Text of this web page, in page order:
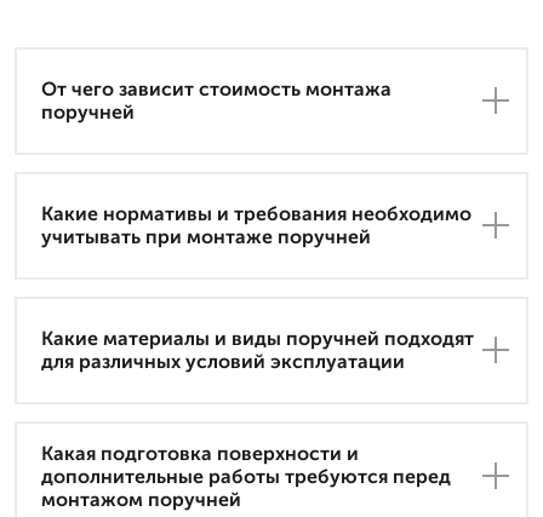
От чего зависит стоимость монтажа
поручней
Какие нормативы и требования необходимо
учитывать при монтаже поручней
Какие материалы и виды поручней подходят
для различных условий эксплуатации
Какая подготовка поверхности и
дополнительные работы требуются перед
монтажом поручней